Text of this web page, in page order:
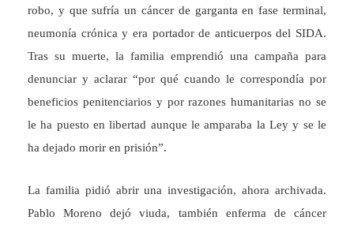
robo, y que sufría un cáncer de garganta en fase terminal,
neumonía crónica y era portador de anticuerpos del SIDA.
Tras su muerte, la familia emprendió una campaña para
denunciar y aclarar “por qué cuando le correspondía por
beneficios penitenciarios y por razones humanitarias no se
le ha puesto en libertad aunque le amparaba la Ley y se le
ha dejado morir en prisión”.
La familia pidió abrir una investigación, ahora archivada.
Pablo Moreno dejó viuda, también enferma de cáncer